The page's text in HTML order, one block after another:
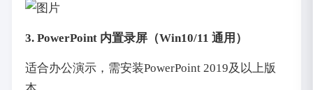
3. PowerPoint 内置录屏（Win10/11 通用）
适合办公演示，需安装PowerPoint 2019及以上版